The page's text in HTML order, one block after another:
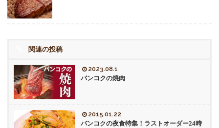
関連の投稿
2023.08.1
バンコクの焼肉
2015.01.22
バンコクの夜食特集！ラストオーダー24時